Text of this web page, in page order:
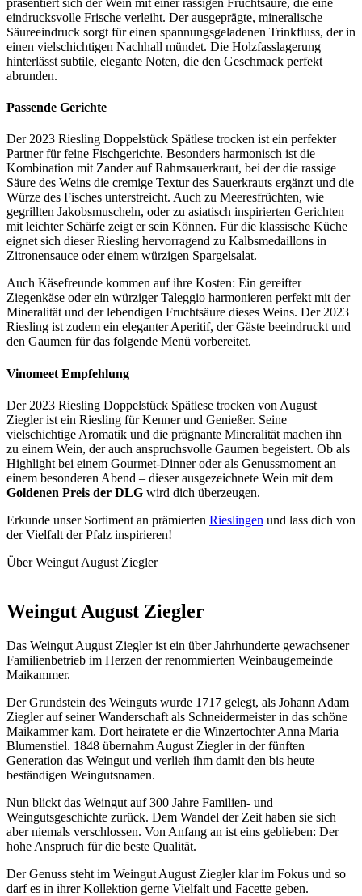
präsentiert sich der Wein mit einer rassigen Fruchtsäure, die eine
eindrucksvolle Frische verleiht. Der ausgeprägte, mineralische
Säureeindruck sorgt für einen spannungsgeladenen Trinkfluss, der in
einen vielschichtigen Nachhall mündet. Die Holzfasslagerung
hinterlässt subtile, elegante Noten, die den Geschmack perfekt
abrunden.
Passende Gerichte
Der 2023 Riesling Doppelstück Spätlese trocken ist ein perfekter
Partner für feine Fischgerichte. Besonders harmonisch ist die
Kombination mit Zander auf Rahmsauerkraut, bei der die rassige
Säure des Weins die cremige Textur des Sauerkrauts ergänzt und die
Würze des Fisches unterstreicht. Auch zu Meeresfrüchten, wie
gegrillten Jakobsmuscheln, oder zu asiatisch inspirierten Gerichten
mit leichter Schärfe zeigt er sein Können. Für die klassische Küche
eignet sich dieser Riesling hervorragend zu Kalbsmedaillons in
Zitronensauce oder einem würzigen Spargelsalat.
Auch Käsefreunde kommen auf ihre Kosten: Ein gereifter
Ziegenkäse oder ein würziger Taleggio harmonieren perfekt mit der
Mineralität und der lebendigen Fruchtsäure dieses Weins. Der 2023
Riesling ist zudem ein eleganter Aperitif, der Gäste beeindruckt und
den Gaumen für das folgende Menü vorbereitet.
Vinomeet Empfehlung
Der 2023 Riesling Doppelstück Spätlese trocken von August
Ziegler ist ein Riesling für Kenner und Genießer. Seine
vielschichtige Aromatik und die prägnante Mineralität machen ihn
zu einem Wein, der auch anspruchsvolle Gaumen begeistert. Ob als
Highlight bei einem Gourmet-Dinner oder als Genussmoment an
einem besonderen Abend – dieser ausgezeichnete Wein mit dem
Goldenen Preis der DLG wird dich überzeugen.
Erkunde unser Sortiment an prämierten Rieslingen und lass dich von
der Vielfalt der Pfalz inspirieren!
Über Weingut August Ziegler
Weingut August Ziegler
Das Weingut August Ziegler ist ein über Jahrhunderte gewachsener
Familienbetrieb im Herzen der renommierten Weinbaugemeinde
Maikammer.
Der Grundstein des Weinguts wurde 1717 gelegt, als Johann Adam
Ziegler auf seiner Wanderschaft als Schneidermeister in das schöne
Maikammer kam. Dort heiratete er die Winzertochter Anna Maria
Blumenstiel. 1848 übernahm August Ziegler in der fünften
Generation das Weingut und verlieh ihm damit den bis heute
beständigen Weingutsnamen.
Nun blickt das Weingut auf 300 Jahre Familien- und
Weingutsgeschichte zurück. Dem Wandel der Zeit haben sie sich
aber niemals verschlossen. Von Anfang an ist eins geblieben: Der
hohe Anspruch für die beste Qualität.
Der Genuss steht im Weingut August Ziegler klar im Fokus und so
darf es in ihrer Kollektion gerne Vielfalt und Facette geben.